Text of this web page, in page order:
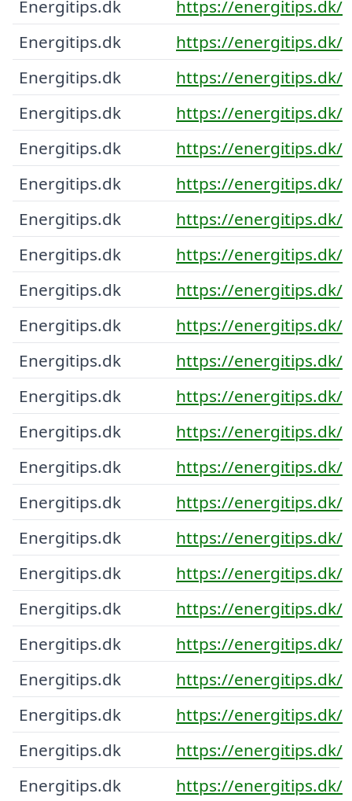
Energitips.dk
https://energitips.dk/
Energitips.dk
https://energitips.dk/
Energitips.dk
https://energitips.dk/
Energitips.dk
https://energitips.dk/
Energitips.dk
https://energitips.dk/
Energitips.dk
https://energitips.dk/
Energitips.dk
https://energitips.dk/
Energitips.dk
https://energitips.dk/
Energitips.dk
https://energitips.dk/
Energitips.dk
https://energitips.dk/
Energitips.dk
https://energitips.dk/
Energitips.dk
https://energitips.dk/
Energitips.dk
https://energitips.dk/
Energitips.dk
https://energitips.dk/
Energitips.dk
https://energitips.dk/
Energitips.dk
https://energitips.dk/
Energitips.dk
https://energitips.dk/
Energitips.dk
https://energitips.dk/
Energitips.dk
https://energitips.dk/
Energitips.dk
https://energitips.dk/
Energitips.dk
https://energitips.dk/
Energitips.dk
https://energitips.dk/
Energitips.dk
https://energitips.dk/